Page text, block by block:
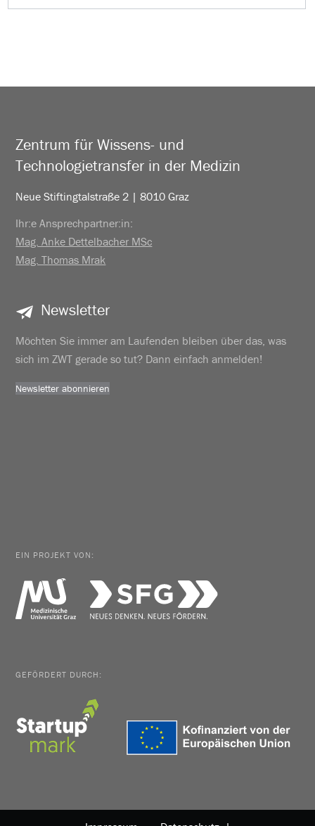
Zentrum für Wissens- und
Technologietransfer in der Medizin
Neue Stiftingtalstraße 2 | 8010 Graz
Ihr:e Ansprechpartner:in:
Mag. Anke Dettelbacher MSc
Mag. Thomas Mrak
Newsletter
Möchten Sie immer am Laufenden bleiben über das, was
sich im ZWT gerade so tut? Dann einfach anmelden!
Newsletter abonnieren
EIN PROJEKT VON:
GEFÖRDERT DURCH: